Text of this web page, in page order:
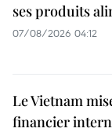
ses produits
07/08/2026 04:12
Le Vietnam
financier